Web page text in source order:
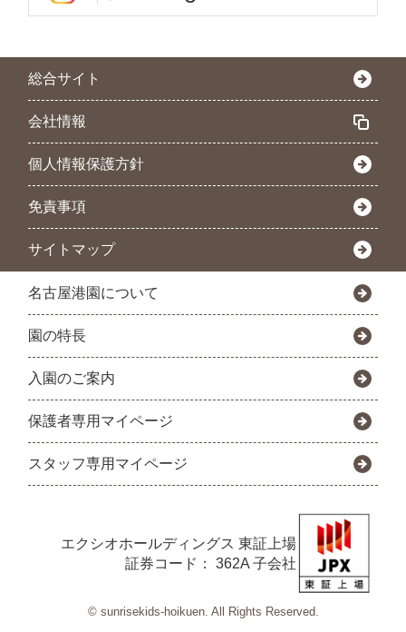
総合サイト
会社情報
個人情報保護方針
免責事項
サイトマップ
名古屋港園について
園の特長
入園のご案内
保護者専用マイページ
スタッフ専用マイページ
エクシオホールディングス 東証上場
証券コード： 362A 子会社
© sunrisekids-hoikuen. All Rights Reserved.